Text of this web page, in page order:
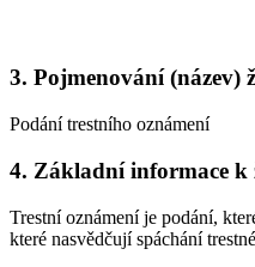
3. Pojmenování (název)
Podání trestního oznámení
4. Základní informace k
Trestní oznámení je podání,
které nasvědčují spáchání